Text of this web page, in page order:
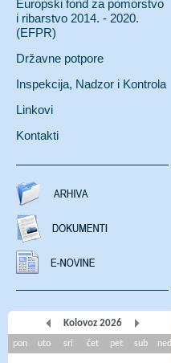
Europski fond za pomorstvo
i ribarstvo 2014. - 2020.
(EFPR)
Državne potpore
Inspekcija, Nadzor i Kontrola
Linkovi
Kontakti
Kolovoz 2026
pon uto sri čet pet sub ned